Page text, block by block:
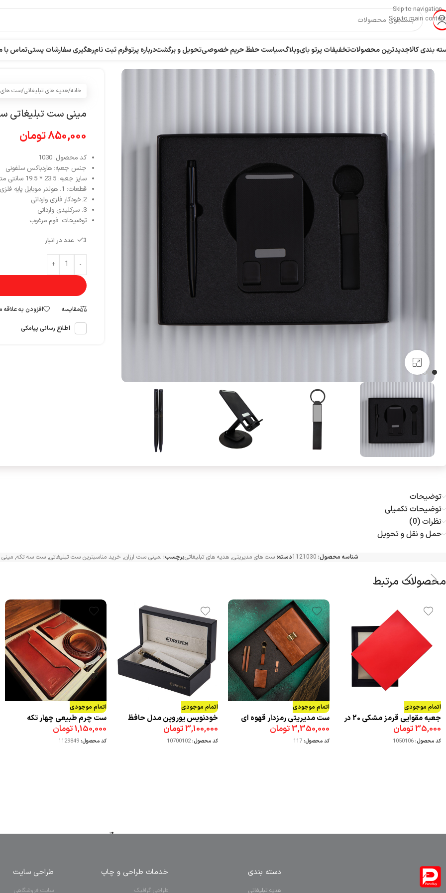
Skip to navigation
Skip to main content
بندی کالاجدیدترین محصولاتتخفیفات پرتو بایوبلاگسیاست حفظ حریم خصوصیتحویل و برگشتدرباره پرتوفرم ثبت نامرهگیری سفارشات پستیتماس با
خانه/هدیه های تبلیغاتی/ست های
مینی ست تبلیغاتی
850,000تومان
کد محصول: 1030
جنس جعبه: هاردباکس سلفونی
سایز جعبه: 23.5 * 19.5 سانتی متر
قطعات: 1. هولدر موبایل پایه فلزی با قابلیت
2.خودکار فلزی وارداتی
3. سرکلیدی وارداتی
توضیحات: فوم مرغوب
3 عدد در انبار
-
+
مقایسه افزودن به علاقه
اطلاع رسانی پیامکی
توضیحات
توضیحات تکمیلی
نظرات (0)
حمل و نقل و تحویل
شناسه محصول: 1121030دسته: ست های مدیریتی, هدیه های تبلیغاتیبرچسب: .مینی ست ارزان, خرید مناسبترین ست تبلیغاتی, ست سه تکه,
محصولات مرتبط
اتمام موجودی
جعبه مقوایی قرمز مشکی 20 در
26
35,000تومان
کد محصول:1050106
اتمام موجودی
ست مديريتي رمزدار قهوه ای
3,350,000تومان
کد محصول:117
اتمام موجودی
خودنویس یوروپن مدل حافظ
3,100,000تومان
کد محصول:10700102
اتمام موجودی
ست چرم طبیعی چهار تکه
1,150,000تومان
کد محصول:1129849
دسته بندی
هدیه تبلیغاتی
خدمات طراحی و چاپ
طراحی گرافیک
طراحی سایت
سایت فروشگاهی